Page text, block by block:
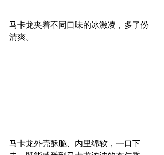
马卡龙夹着不同口味的冰激凌，多了份
清爽。
马卡龙外壳酥脆、内里绵软，一口下